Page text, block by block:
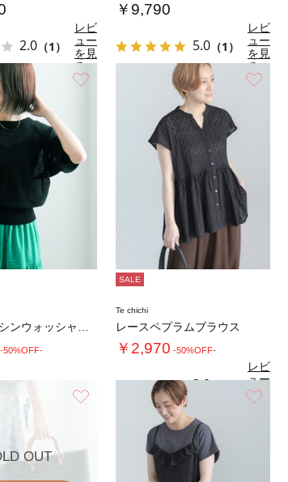
2.0 （1）
レビ
ュー
を見
る
￥9,790
5.0 （1）
レビ
ュー
を見
る
-50%OFF-
SALE
Te chichi
レースペプラムブラウス
￥2,970 -50%OFF-
3.0（1）
レビ
ュー
を見
る
OUT